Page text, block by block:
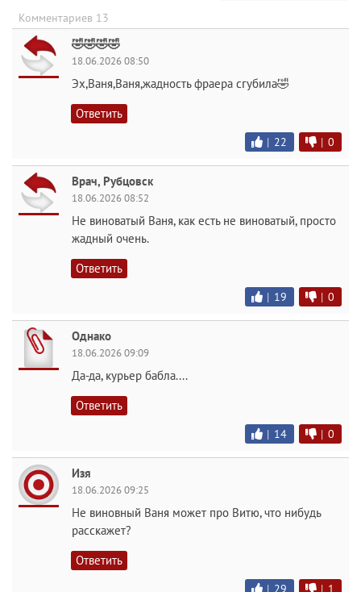
Комментариев 13
🤣🤣🤣🤣
18.06.2026 08:50
Эх,Ваня,Ваня,жадность фраера сгубила🤣
Ответить
| 22 | 0
Врач, Рубцовск
18.06.2026 08:52
Не виноватый Ваня, как есть не виноватый, просто
жадный очень.
Ответить
| 19 | 0
Однако
18.06.2026 09:09
Да-да, курьер бабла....
Ответить
| 14 | 0
Изя
18.06.2026 09:25
Не виновный Ваня может про Витю, что нибудь
расскажет?
Ответить
| 29 | 1